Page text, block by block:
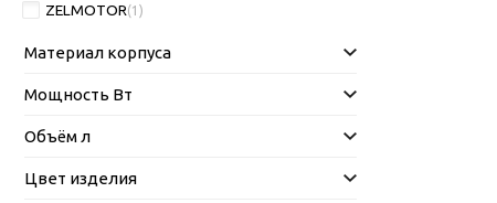
ZELMOTOR(1)
Материал корпуса
Мощность Вт
Объём л
Цвет изделия